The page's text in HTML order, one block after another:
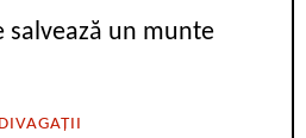
salvează un munte
DIVAGAȚII